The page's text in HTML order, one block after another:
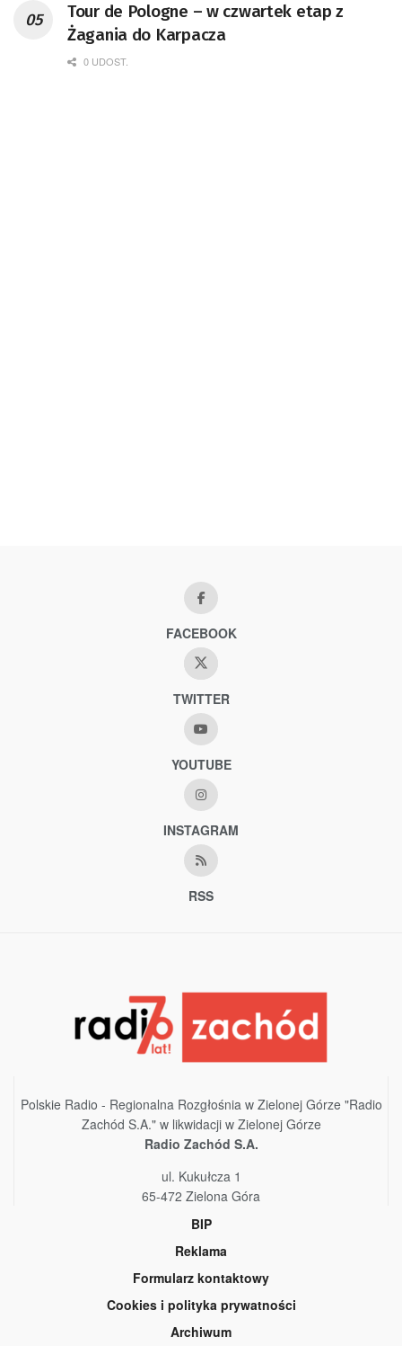
Tour de Pologne – w czwartek etap z
Żagania do Karpacza
0 UDOST.
FACEBOOK
TWITTER
YOUTUBE
INSTAGRAM
RSS
Polskie Radio - Regionalna Rozgłośnia w Zielonej Górze "Radio
Zachód S.A." w likwidacji w Zielonej Górze
Radio Zachód S.A.
ul. Kukułcza 1
65-472 Zielona Góra
BIP
Reklama
Formularz kontaktowy
Cookies i polityka prywatności
Archiwum